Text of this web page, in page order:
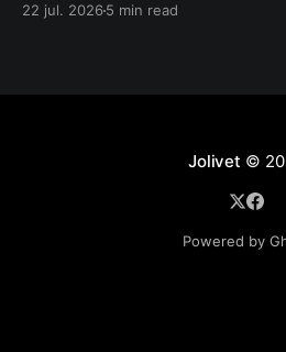
darle a cada parte del ingreso
22 jul. 20265 min read
Jolivet ©
Powered by